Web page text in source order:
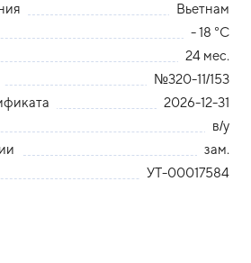
Вьетнам
- 18 °С
24 мес.
№320-11/153
2026-12-31
в/у
зам.
УТ-00017584